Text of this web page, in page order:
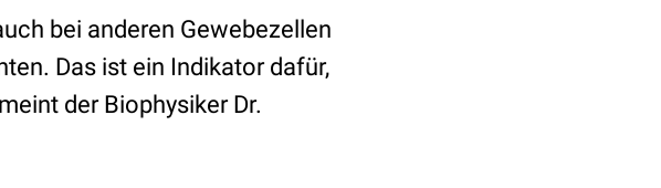
bei anderen Gewebezellen
Das ist ein Indikator dafür,
der Biophysiker Dr.